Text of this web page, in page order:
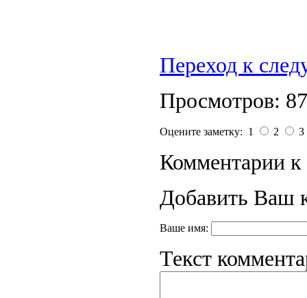
Переход к
Просмотров:
Оцените заметку: 1 2 3
Комментарии к
Добавить Ваш
Ваше имя:
Текст